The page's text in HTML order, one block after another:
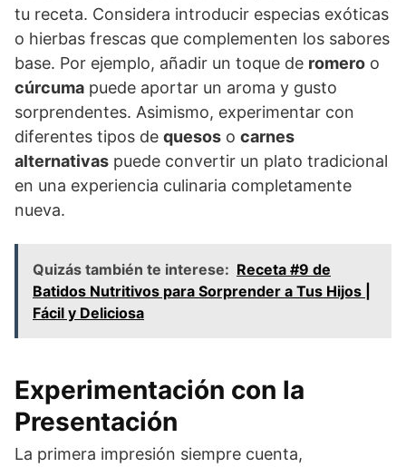
tu receta. Considera introducir especias exóticas
o hierbas frescas que complementen los sabores
base. Por ejemplo, añadir un toque de romero o
cúrcuma puede aportar un aroma y gusto
sorprendentes. Asimismo, experimentar con
diferentes tipos de quesos o carnes
alternativas puede convertir un plato tradicional
en una experiencia culinaria completamente
nueva.
Quizás también te interese: Receta #9 de
Batidos Nutritivos para Sorprender a Tus Hijos |
Fácil y Deliciosa
Experimentación con la
Presentación
La primera impresión siempre cuenta,